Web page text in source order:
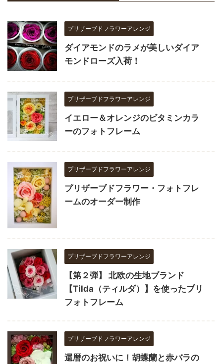
プリザーブドフラワーアレンジ
ダイアモンドのラメが美しいダイア
モンドローズ入荷！
プリザーブドフラワーアレンジ
イエロー＆オレンジのビタミンカラ
ーのフォトフレーム
プリザーブドフラワーアレンジ
プリザーブドフラワー・フォトフレ
ームのオーダー制作
プリザーブドフラワーアレンジ
【第２弾】 北欧の生地ブランド
【Tilda（ティルダ）】を使ったプリ
フォトフレーム
プリザーブドフラワーアレンジ
還暦のお祝いに！胡蝶蘭と赤バラの